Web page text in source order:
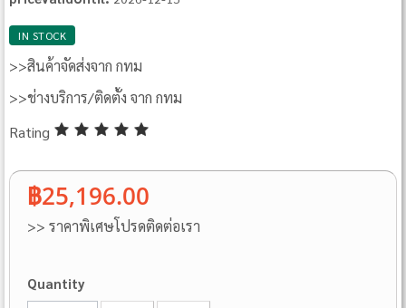
IN STOCK
>>สินค้าจัดส่งจาก กทม
>>ช่างบริการ/ติดตั้ง จาก กทม
Rating
฿25,196.00
>> ราคาพิเศษโปรดติดต่อเรา
Quantity